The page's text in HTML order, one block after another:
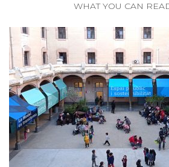
WHAT YOU CAN